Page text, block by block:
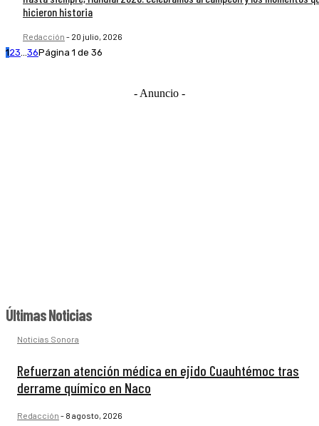
hicieron historia
Redacción - 20 julio, 2026
123...36Página 1 de 36
- Anuncio -
Últimas Noticias
Noticias Sonora
Refuerzan atención médica en ejido Cuauhtémoc tras
derrame químico en Naco
Redacción - 8 agosto, 2026